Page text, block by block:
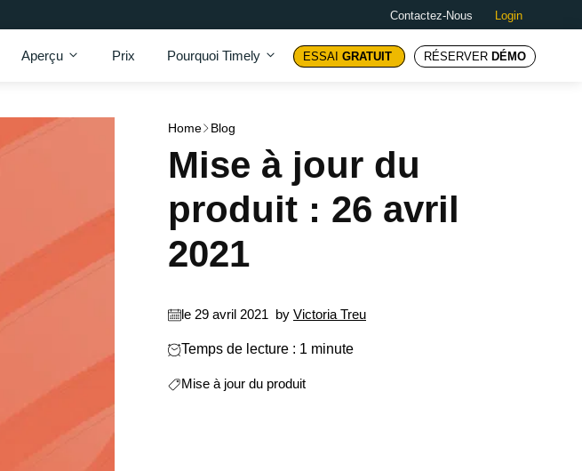
Contactez-Nous Login
Aperçu Prix Pourquoi Timely ESSAI GRATUIT RÉSERVER DÉMO
Home Blog
Mise à jour du
produit : 26 avril
2021
le 29 avril 2021 by Victoria Treu
Temps de lecture : 1 minute
Mise à jour du produit